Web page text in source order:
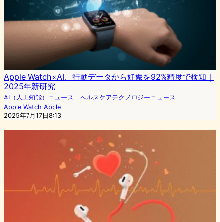
Apple Watch×AI、行動データから妊娠を92%精度で検知｜
2025年新研究
AI（人工知能）ニュース ｜ ヘルスケアテクノロジーニュース
Apple Watch Apple
2025年7月17日8:13